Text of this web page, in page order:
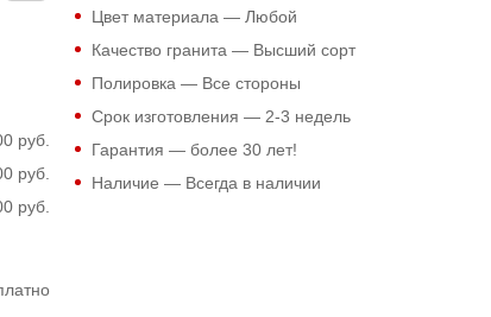
руб.
руб.
руб.
Цвет материала — Любой
Качество гранита — Высший сорт
Полировка — Все стороны
Срок изготовления — 2-3 недель
Гарантия — более 30 лет!
Наличие — Всегда в наличии